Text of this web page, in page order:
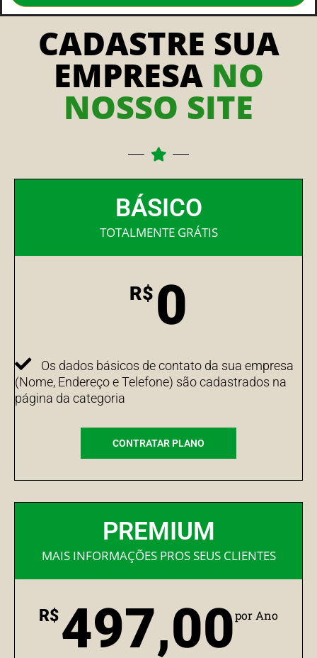
CADASTRE SUA
EMPRESA NO
NOSSO SITE
BÁSICO
TOTALMENTE GRÁTIS
R$ 0
Os dados básicos de contato da sua empresa
(Nome, Endereço e Telefone) são cadastrados na
página da categoria
CONTRATAR PLANO
PREMIUM
MAIS INFORMAÇÕES PROS SEUS CLIENTES
R$497,00por Ano